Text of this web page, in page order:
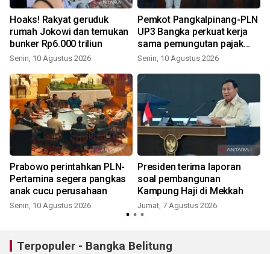
Hoaks! Rakyat geruduk
rumah Jokowi dan temukan
bunker Rp6.000 triliun
Senin, 10 Agustus 2026
Pemkot Pangkalpinang-PLN
UP3 Bangka perkuat kerja
sama pemungutan pajak
tenaga listrik
Senin, 10 Agustus 2026
Prabowo perintahkan PLN-
Pertamina segera pangkas
anak cucu perusahaan
Senin, 10 Agustus 2026
Presiden terima laporan
soal pembangunan
Kampung Haji di Mekkah
Jumat, 7 Agustus 2026
Terpopuler - Bangka Belitung